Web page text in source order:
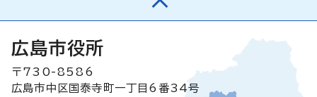
広島市役所
〒730-8586
広島市中区国泰寺町一丁目6番34号